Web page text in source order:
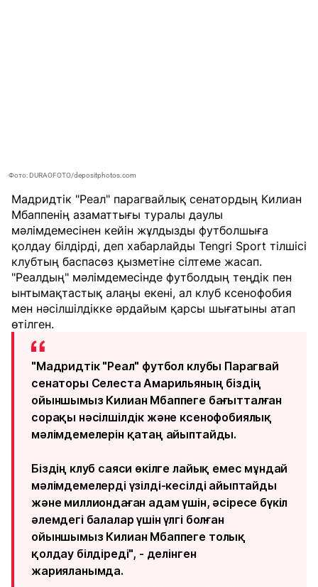
Фото: DURAOFOTO/depositphotos.com
Мадридтік "Реал" парагвайлық сенатордың Килиан
Мбаппенің азаматтығы туралы даулы
мәлімдемесінен кейін жұлдызды футболшыға
қолдау білдірді, деп хабарлайды Tengri Sport тілшісі
клубтың баспасөз қызметіне сілтеме жасап.
"Реалдың" мәлімдемесінде футболдың теңдік пен
ынтымақтастық алаңы екені, ал клуб ксенофобия
мен нәсілшілдікке әрдайым қарсы шығатыны атап
өтілген.
"Мадридтік "Реал" футбол клубы Парагвай
сенаторы Селеста Амарильяның біздің
ойыншымыз Килиан Мбаппеге бағытталған
сорақы нәсілшілдік және ксенофобиялық
мәлімдемелерін қатаң айыптайды.
Біздің клуб саяси өкілге лайық емес мұндай
мәлімдемелерді үзілді-кесілді айыптайды
және миллиондаған адам үшін, әсіресе бүкіл
әлемдегі балалар үшін үлгі болған
ойыншымыз Килиан Мбаппеге толық
қолдау білдіреді", - делінген
жарияланымда.